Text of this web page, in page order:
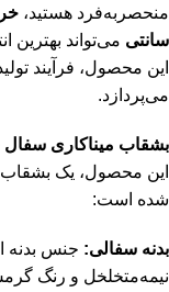
منحصربه‌فرد هستید،
سانتی می‌تواند بهترین
این محصول، فرآیند
می‌پردازد.
بشقاب میناکاری سفال قطر 20
این محصول، یک
شده است:
بدنه سفالی: جنس بدنه
نیمه‌متخلخل و رنگ